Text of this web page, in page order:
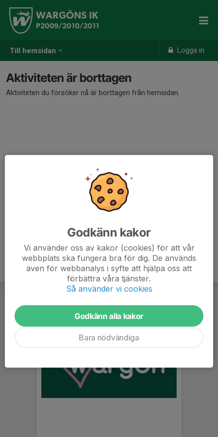
Till hemsidan Logga in
WARGÖNS IK
P2009/2010/2011
Aktiviteten är borttagen
Aktiviteten du försöker nå är borttagen från hemsidan.
Godkänn kakor
Vi använder oss av kakor (cookies) för att vår
webbplats ska fungera bra för dig. De används
även för webbanalys i syfte att hjälpa oss att
förbättra våra tjänster.
Så använder vi cookies
Godkänn alla kakor
Bara nödvändiga